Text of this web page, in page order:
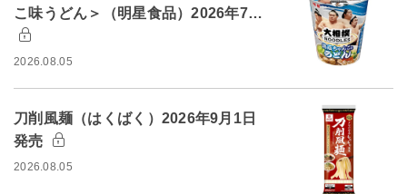
こ味うどん＞（明星食品）2026年7…
2026.08.05
刀削風麺（はくばく）2026年9月1日
発売
2026.08.05